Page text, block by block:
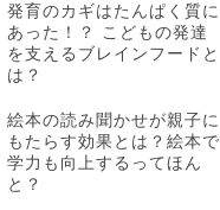
発育のカギはたんぱく質に
あった！？ こどもの発達
を支えるブレインフードと
は？
絵本の読み聞かせが親子に
もたらす効果とは？絵本で
学力も向上するってほん
と？